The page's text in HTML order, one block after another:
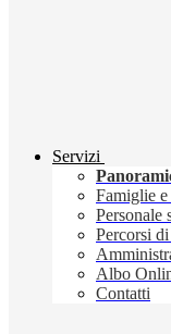
Servizi
Famiglie e
Personale
Percorsi
Albo
Contatti